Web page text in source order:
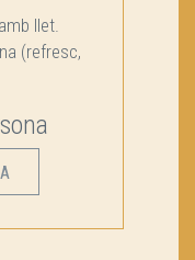
llet.
(refresc,